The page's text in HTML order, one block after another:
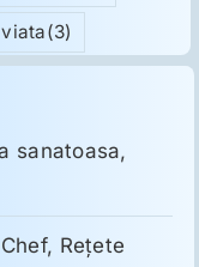
viata(3)
sanatoasa,
Reţete